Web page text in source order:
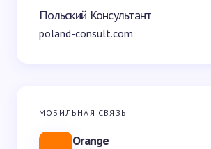
Польский Консультант
poland-consult.com
МОБИЛЬНАЯ СВЯЗЬ
Orange